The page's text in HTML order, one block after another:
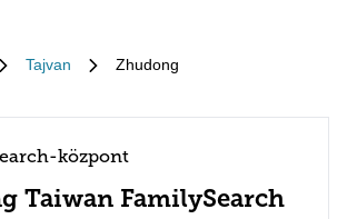
Tajvan Zhudong
központ
Taiwan FamilySearch